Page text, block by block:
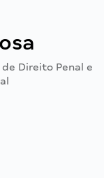
Direito Penal e